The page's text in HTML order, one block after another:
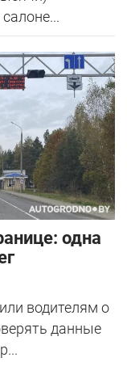
одна
водителям о
данные